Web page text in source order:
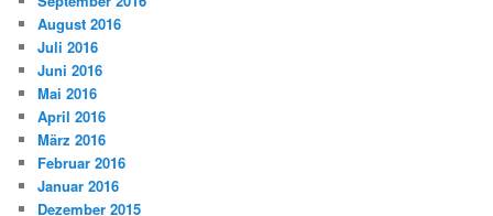
August 2016
Juli 2016
Juni 2016
Mai 2016
April 2016
März 2016
Februar 2016
Januar 2016
Dezember 2015